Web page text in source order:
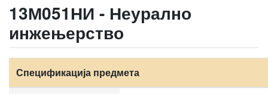
13М051НИ - Неурално
инжењерство
Спецификација предмета